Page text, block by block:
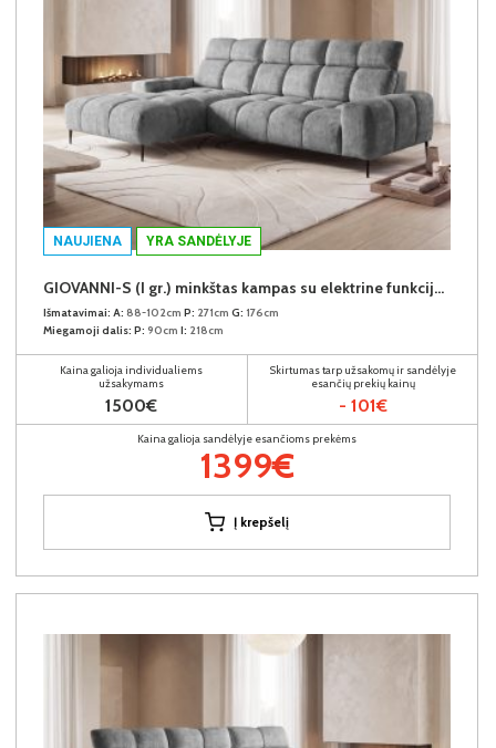
NAUJIENA YRA SANDĖLYJE
GIOVANNI-S (I gr.) minkštas kampas su elektrine funkcija (Aphrodite-21) K
Išmatavimai: A: 88-102cm P: 271cm G: 176cm
Miegamoji dalis: P: 90cm I: 218cm
Kaina galioja individualiems
užsakymams
1500€
Skirtumas tarp užsakomų ir sandėlyje
esančių prekių kainų
- 101€
Kaina galioja sandėlyje esančioms prekėms
1399€
Į krepšelį